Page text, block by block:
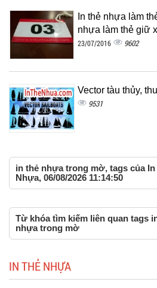
In thẻ nhựa làm
nhựa làm thẻ giữ
23/07/2016 9602
Vector tàu thủy,
9531
in thẻ nhựa trong mờ, tags của In
Nhựa, 06/08/2026 11:14:50
Từ khóa tìm kiếm liên quan tags
nhựa trong mờ
IN THẺ NHỰA